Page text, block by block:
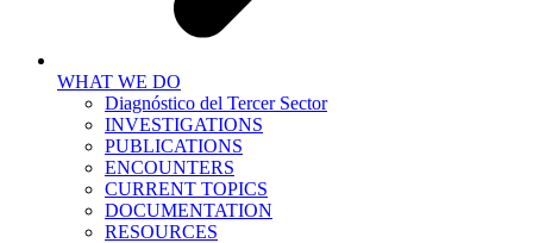
WHAT WE DO
Diagnóstico del Tercer Sector
INVESTIGATIONS
PUBLICATIONS
ENCOUNTERS
CURRENT TOPICS
DOCUMENTATION
RESOURCES